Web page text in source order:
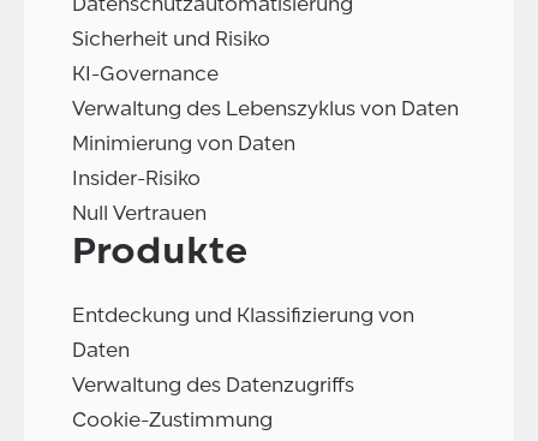
Sicherheit und Risiko
KI-Governance
Verwaltung des Lebenszyklus von Daten
Minimierung von Daten
Insider-Risiko
Null Vertrauen
Produkte
Entdeckung und Klassifizierung von
Daten
Verwaltung des Datenzugriffs
Cookie-Zustimmung